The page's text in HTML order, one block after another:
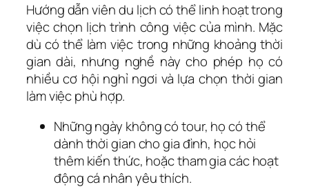
Hướng dẫn viên du lịch có thể linh hoạt trong
việc chọn lịch trình công việc của mình. Mặc
dù có thể làm việc trong những khoảng thời
gian dài, nhưng nghề này cho phép họ có
nhiều cơ hội nghỉ ngơi và lựa chọn thời gian
làm việc phù hợp.
Những ngày không có tour, họ có thể
dành thời gian cho gia đình, học hỏi
thêm kiến thức, hoặc tham gia các hoạt
động cá nhân yêu thích.